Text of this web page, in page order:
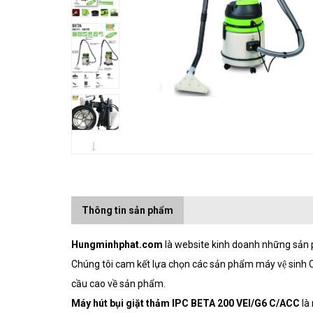
Thông tin sản phẩm
Hungminhphat.com là website kinh doanh những sản
Chúng tôi cam kết lựa chọn các sản phẩm máy vệ
cầu cao về sản phẩm.
Máy hút bụi giặt thảm IPC BETA 200 VEI/G6 C/ACC